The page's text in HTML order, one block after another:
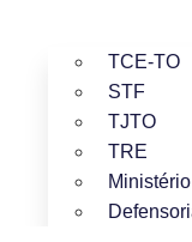
TCE-TO
STF
TJTO
TRE